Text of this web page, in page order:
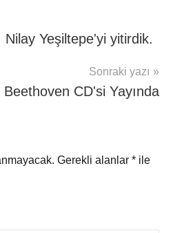
Nilay Yeşiltepe'yi yitirdik.
Sonraki yazı
CD'si Yayında
Gerekli alanlar * ile